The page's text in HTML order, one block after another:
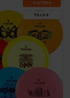
SLUT­REA
TILL 9.8.